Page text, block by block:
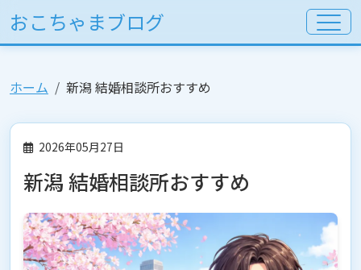
おこちゃまブログ
ホーム 新潟 結婚相談所おすすめ
2026年05月27日
新潟 結婚相談所おすすめ